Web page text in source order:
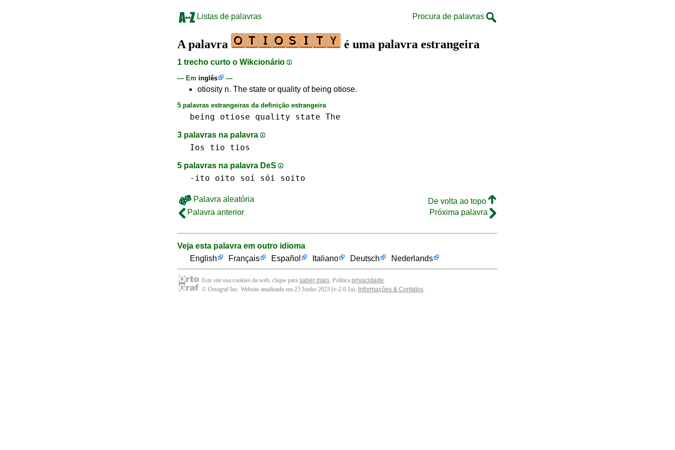
Listas de palavras Procura de palavras
A palavra é uma palavra estrangeira
1 trecho curto o Wikcionário
— Em inglês —
otiosity n. The state or quality of being otiose.
5 palavras estrangeiras da definição estrangeira
being otiose quality state The
3 palavras na palavra
Ios tio tios
5 palavras na palavra DeS
-ito oito soí sói soito
Palavra aleatória
De volta ao topo
Palavra anterior
Próxima palavra
Veja esta palavra em outro idioma
English
Français Español Italiano Deutsch Nederlands
Este site usa cookies da web, clique para saber mais. Política privacidade.
© Ortograf Inc. Website atualizado em 23 Junho 2023 (v-2.0.1a). Informações & Contatos.